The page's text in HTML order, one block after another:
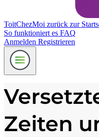
ToitChezMoi zurück zur
So funktioniert es FAQ
Anmelden Registrieren
Zeiten